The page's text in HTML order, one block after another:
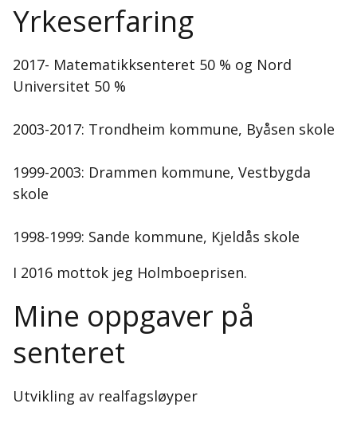
Yrkeserfaring
2017- Matematikksenteret 50 % og Nord
Universitet 50 %
2003-2017: Trondheim kommune, Byåsen skole
1999-2003: Drammen kommune, Vestbygda
skole
1998-1999: Sande kommune, Kjeldås skole
I 2016 mottok jeg Holmboeprisen.
Mine oppgaver på
senteret
Utvikling av realfagsløyper